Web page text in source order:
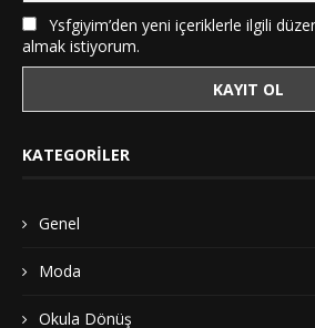
Ysfgiyim’den yeni içeriklerle ilgili
almak istiyorum.
KATEGORILER
Genel
Moda
Okula Dönüş